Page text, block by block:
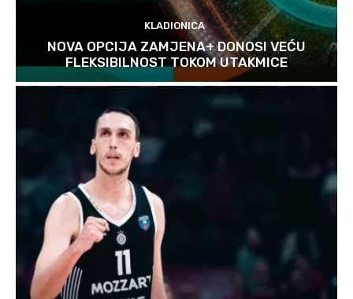
KLADIONICA
NOVA OPCIJA ZAMJENA+ DONOSI VEĆU
FLEKSIBILNOST TOKOM UTAKMICE